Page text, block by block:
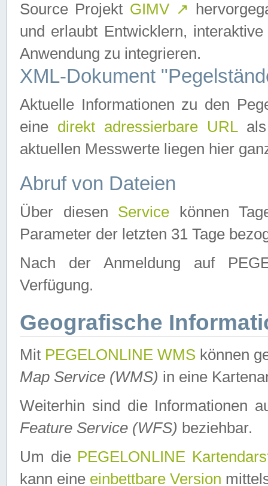
Source Projekt GIMV ↗
und erlaubt Entwicklern,
Anwendung zu integrieren.
XML-Dokument
Aktuelle Informationen zu den
eine direkt adressierbare URLals
aktuellen Messwerte liegen hier
Abruf von Dateien
Über diesen Service können
Parameter der letzten 31 Tage
Nach der Anmeldung auf
Verfügung.
Geografische
Mit PEGELONLINE WMS können
Map Service (WMS) in eine
Weiterhin sind die Informationen
Feature Service (WFS) beziehbar.
Um die PEGELONLINE
kann eine einbettbare Version